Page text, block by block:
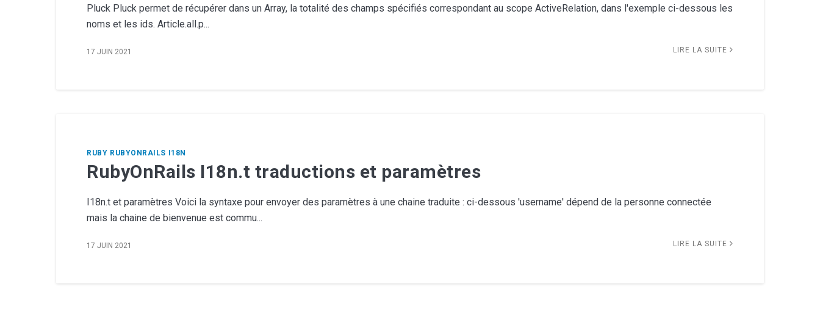
Pluck Pluck permet de récupérer dans un Array, la totalité des champs spécifiés correspondant au scope ActiveRelation, dans l'exemple ci-dessous les
noms et les ids. Article.all.p...
17 JUIN 2021 LIRE LA SUITE
RUBY RUBYONRAILS I18N
RubyOnRails I18n.t traductions et paramètres
I18n.t et paramètres Voici la syntaxe pour envoyer des paramètres à une chaine traduite : ci-dessous 'username' dépend de la personne connectée
mais la chaine de bienvenue est commu...
17 JUIN 2021 LIRE LA SUITE